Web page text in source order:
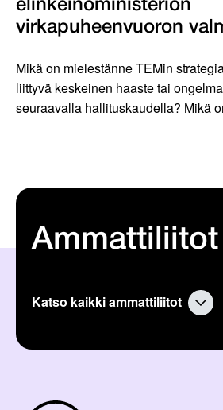
elinkeinoministeriön
virkapuheenvuoron
Mikä on mielestänne TEMin
liittyvä keskeinen haaste tai
seuraavalla hallituskaudella? Mikä
Ammattiliitot
Katso kaikki ammattiliitot